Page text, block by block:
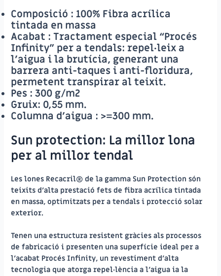
Composició : 100% Fibra acrílica
tintada en massa
Acabat : Tractament especial “Procés
Infinity” per a tendals: repel·leix a
l’aigua i la brutícia, generant una
barrera anti-taques i anti-floridura,
permetent transpirar al teixit.
Pes : 300 g/m2
Gruix: 0,55 mm.
Columna d’aigua : >=300 mm.
Sun protection: La millor lona
per al millor tendal
Les lones Recacril® de la gamma Sun Protection són
teixits d’alta prestació fets de fibra acrílica tintada
en massa, optimitzats per a tendals i protecció solar
exterior.
Tenen una estructura resistent gràcies als processos
de fabricació i presenten una superfície ideal per a
l’acabat Procés Infinity, un revestiment d’alta
tecnologia que atorga repel·lència a l’aigua ia la